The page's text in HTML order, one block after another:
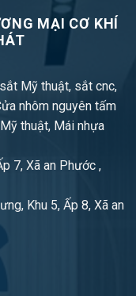
MẠI CƠ KHÍ
Mỹ thuật, sắt cnc,
nhôm nguyên tấm
thuật, Mái nhựa
7, Xã an Phước ,
Khu 5, Ấp 8, Xã an